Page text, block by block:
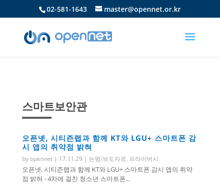
02-581-1643 master@opennet.or.kr
스마트보안관
오픈넷, 시티즌랩과 함께 KT와 LGU+ 스마트폰 감
시 앱의 취약점 밝혀
byopennet| 17.11.29 | 논평/보도자료, 프라이버시
오픈넷, 시티즌랩과 함께 KT와 LGU+ 스마트폰 감시 앱의 취약
점 밝혀 - 4차에 걸친 청소년 스마트폰...